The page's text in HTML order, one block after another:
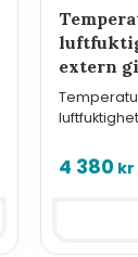
extern
RS232.
4 380 kr